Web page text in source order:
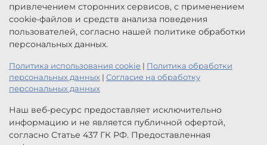
привлечением сторонних сервисов, с применением
cookie-файлов и средств анализа поведения
пользователей, согласно нашей политике обработки
персональных данных.
Политика использования cookie | Политика обработки
персональных данных | Согласие на обработку
персональных данных
Наш веб-ресурс предоставляет исключительно
информацию и не является публичной офертой,
согласно Статье 437 ГК РФ. Предоставленная